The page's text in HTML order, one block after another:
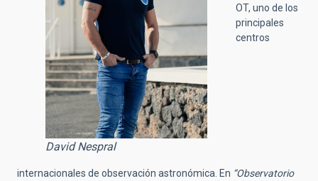
David Nespral
OT, uno de los
principales
centros
internacionales de observación astronómica. En “Observatorio